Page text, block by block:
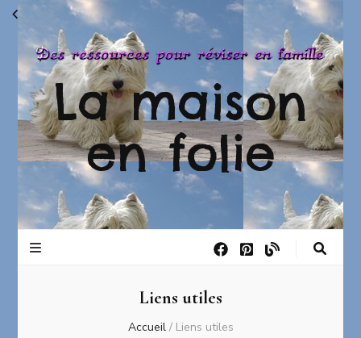
La maison
en folie
Liens utiles
Accueil / Liens utiles